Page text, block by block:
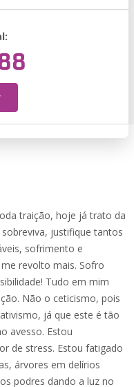
traição, hoje já trato da
justifique tantos
sofrimento e
revolto mais. Sofro
Tudo em mim
Não o ceticismo, pois
já que este é tão
avesso. Estou
de stress. Estou fatigado
árvores em delírios
podres dando a luz no